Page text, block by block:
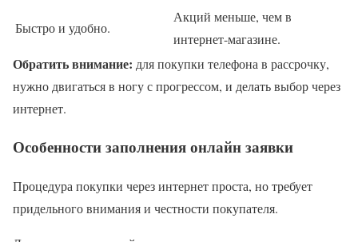
Быстро и удобно.
Акций меньше, чем в
интернет-магазине.
Обратить внимание: для покупки телефона в рассрочку,
нужно двигаться в ногу с прогрессом, и делать выбор через
интернет.
Особенности заполнения онлайн заявки
Процедура покупки через интернет проста, но требует
придельного внимания и честности покупателя.